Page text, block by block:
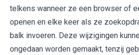
telkens wanneer ze een browser of
openen en elke keer als ze
balk invoeren. Deze wijzigingen
ongedaan worden gemaakt, tenzij